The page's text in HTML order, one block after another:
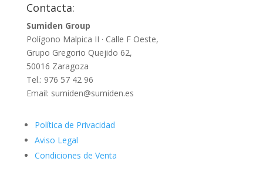
Contacta:
Sumiden Group
Polígono Malpica II · Calle F Oeste,
Grupo Gregorio Quejido 62,
50016 Zaragoza
Tel.: 976 57 42 96
Email: sumiden@sumiden.es
Política de Privacidad
Aviso Legal
Condiciones de Venta